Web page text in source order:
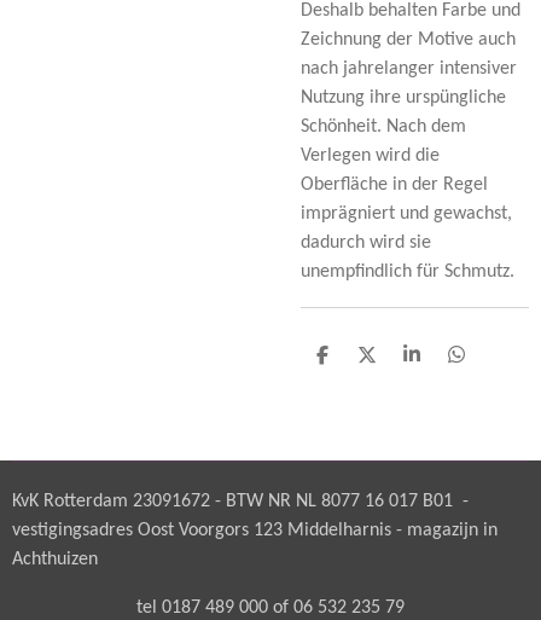
Deshalb behalten Farbe und
Zeichnung der Motive auch
nach jahrelanger intensiver
Nutzung ihre urspüngliche
Schönheit. Nach dem
Verlegen wird die
Oberfläche in der Regel
imprägniert und gewachst,
dadurch wird sie
unempfindlich für Schmutz.
D
D
S
D
KvK Rotterdam 23091672 - BTW NR NL 8077 16 017 B01 -
vestigingsadres Oost Voorgors 123 Middelharnis - magazijn in
Achthuizen
tel 0187 489 000 of 06 532 235 79